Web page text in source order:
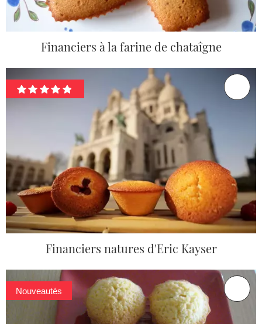
Financiers à la farine de chataîgne
Financiers natures d'Eric Kayser
Nouveautés